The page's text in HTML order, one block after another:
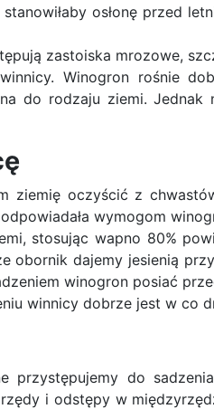
osłonę przed
zastoiska mrozowe,
Winogron rośnie
do rodzaju ziemi.
ziemię oczyścić z
wymogom
stosując wapno 80%
obornik dajemy jesienią
winogron posiać
winnicy dobrze jest w co
przystępujemy do
i odstępy w